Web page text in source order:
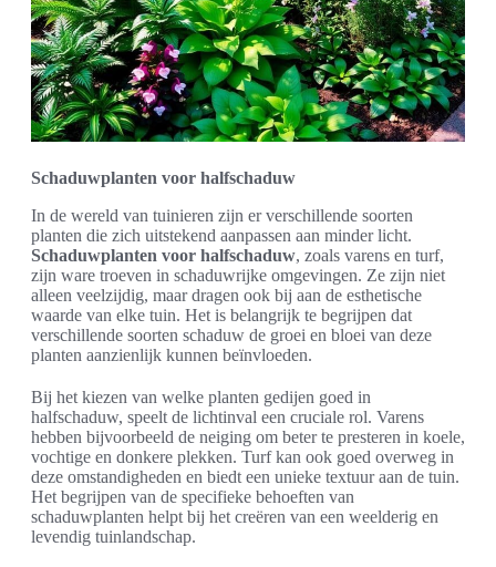
Schaduwplanten voor halfschaduw
In de wereld van tuinieren zijn er verschillende soorten
planten die zich uitstekend aanpassen aan minder licht.
Schaduwplanten voor halfschaduw, zoals varens en turf,
zijn ware troeven in schaduwrijke omgevingen. Ze zijn niet
alleen veelzijdig, maar dragen ook bij aan de esthetische
waarde van elke tuin. Het is belangrijk te begrijpen dat
verschillende soorten schaduw de groei en bloei van deze
planten aanzienlijk kunnen beïnvloeden.
Bij het kiezen van welke planten gedijen goed in
halfschaduw, speelt de lichtinval een cruciale rol. Varens
hebben bijvoorbeeld de neiging om beter te presteren in koele,
vochtige en donkere plekken. Turf kan ook goed overweg in
deze omstandigheden en biedt een unieke textuur aan de tuin.
Het begrijpen van de specifieke behoeften van
schaduwplanten helpt bij het creëren van een weelderig en
levendig tuinlandschap.